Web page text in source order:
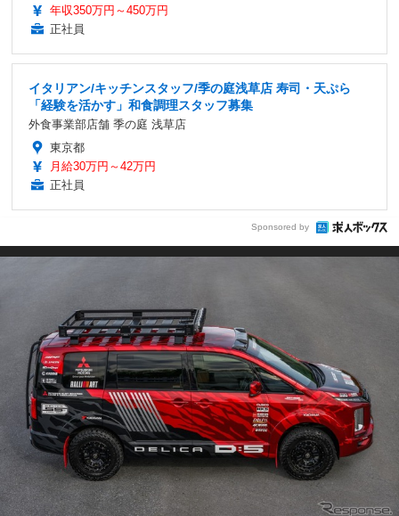
年収350万円～450万円
正社員
イタリアン/キッチンスタッフ/季の庭浅草店 寿司・天ぷら
「経験を活かす」和食調理スタッフ募集
外食事業部店舗 季の庭 浅草店
東京都
月給30万円～42万円
正社員
Sponsored by